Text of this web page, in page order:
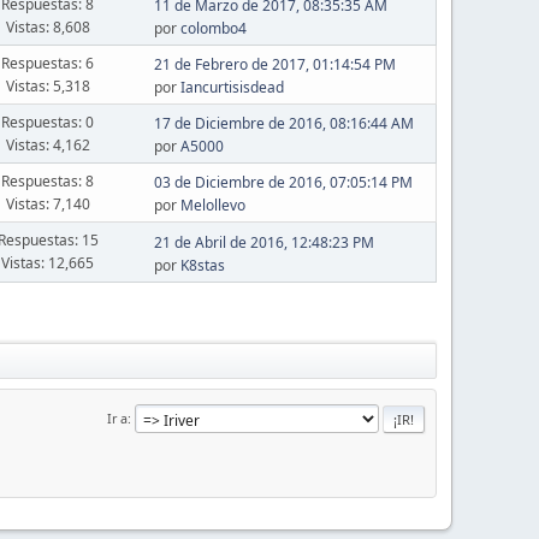
Vistas: 8,608
11 de Marzo de 2017, 08:35:35 AM
porcolombo4
Respuestas: 6
Vistas: 5,318
21 de Febrero de 2017, 01:14:54 PM
porIancurtisisdead
Respuestas: 0
Vistas: 4,162
17 de Diciembre de 2016, 08:16:44 AM
porA5000
Respuestas: 8
Vistas: 7,140
03 de Diciembre de 2016, 07:05:14 PM
por Melollevo
15
Vistas: 12,665
21 de Abril de 2016, 12:48:23 PM
por K8stas
Ir a